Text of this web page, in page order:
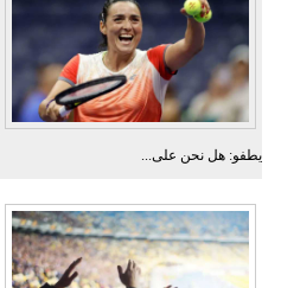
يطفو: هل نحن على...